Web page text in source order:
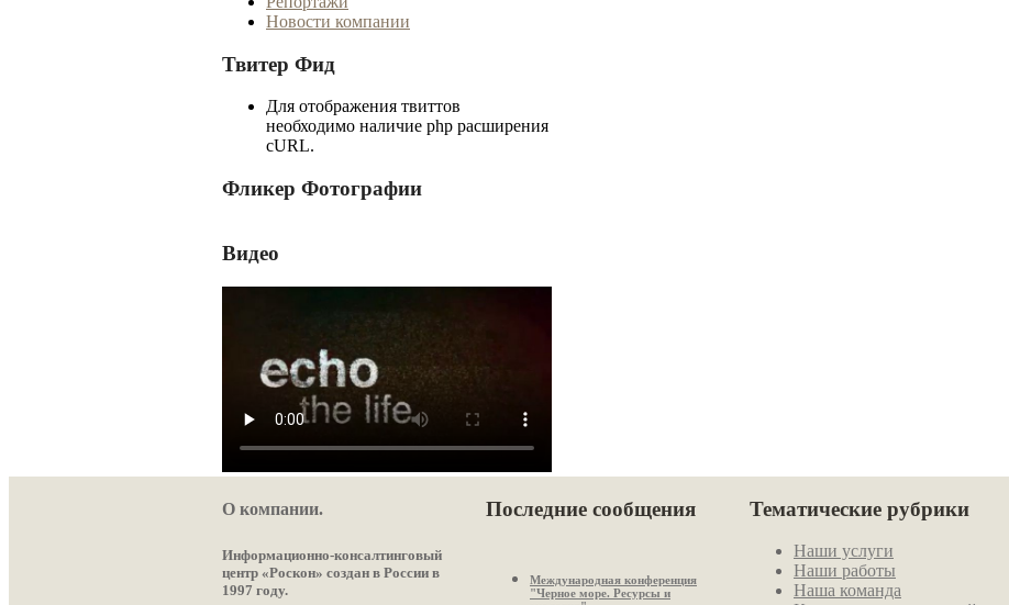
Новости компании
Твитер Фид
Для отображения твиттов
необходимо наличие php расширения
cURL.
Фликер Фотографии
Видео
О компании.
Информационно-консалтинговый
центр «Роскон» создан в России в
1997 году.
Последние сообщения
Международная конференция
"Черное море. Ресурсы и
Тематические рубрики
Наши услуги
Наши работы
Наша команда